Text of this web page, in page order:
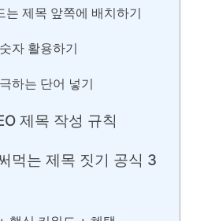
는 제목 앞쪽에 배치하기
자 활용하기
하는 단어 넣기
제목 작성 규칙
먹는 제목 짓기 공식 3